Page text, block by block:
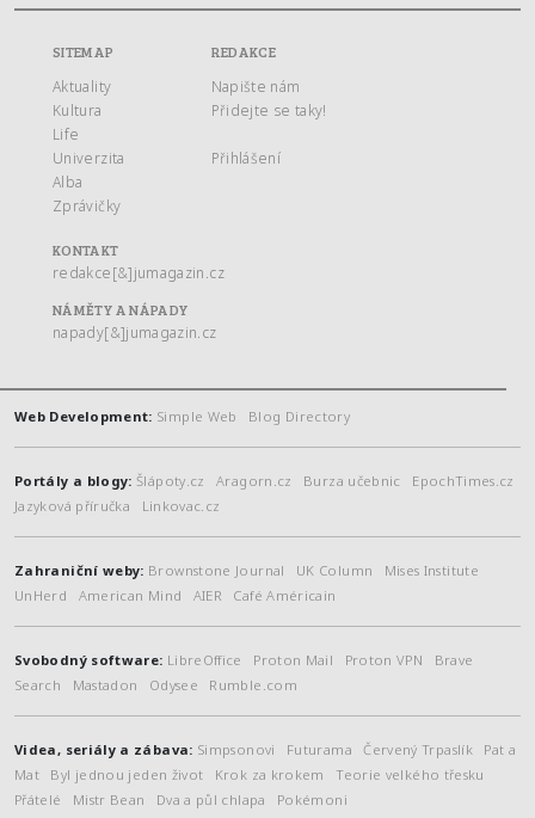
SITEMAP
Aktuality
Kultura
Life
Univerzita
Alba
Zprávičky
REDAKCE
Napište nám
Přidejte se taky!
Přihlášení
KONTAKT
redakce[&]jumagazin.cz
NÁMĚTY A NÁPADY
napady[&]jumagazin.cz
Web Development: Simple Web Blog Directory
Portály a blogy:Šlápoty.cz Aragorn.cz Burza učebnic
EpochTimes.cz
Jazyková příručka
Linkovac.cz
Zahraniční weby: Brownstone Journal UK Column
Mises Institute
UnHerd
American Mind AIER Café Américain
Svobodný software: LibreOffice Proton Mail Proton VPN
Brave
Search
Mastadon Odysee Rumble.com
Videa, seriály a zábava: Simpsonovi Futurama Červený Trpaslík
Pat a
Mat
Byl jednou jeden život Krok za krokem
Teorie velkého třesku
Přátelé
Mistr Bean Dva a půl chlapa Pokémoni